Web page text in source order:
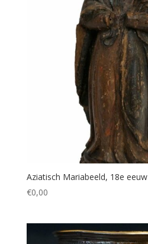
Aziatisch Mariabeeld, 18e eeuw
€0,00